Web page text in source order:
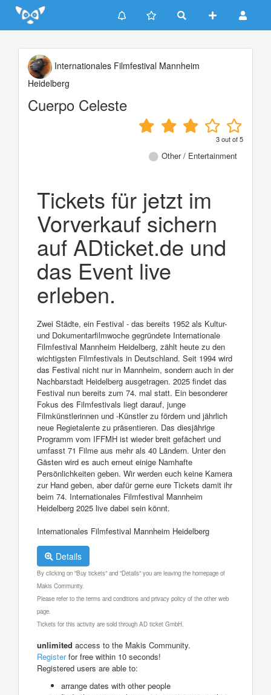
Update cookies preferences
Internationales Filmfestival Mannheim
Heidelberg
Cuerpo Celeste
3out of5
Other / Entertainment
Tickets für jetzt im
Vorverkauf sichern
auf ADticket.de und
das Event live
erleben.
Zwei Städte, ein Festival - das bereits 1952 als Kultur-
und Dokumentarfilmwoche gegründete Internationale
Filmfestival Mannheim Heidelberg, zählt heute zu den
wichtigsten Filmfestivals in Deutschland. Seit 1994 wird
das Festival nicht nur in Mannheim, sondern auch in der
Nachbarstadt Heidelberg ausgetragen. 2025 findet das
Festival nun bereits zum 74. mal statt. Ein besonderer
Fokus des Filmfestivals liegt darauf, junge
Filmkünstlerinnen und -Künstler zu fördern und jährlich
neue Regietalente zu präsentieren. Das diesjährige
Programm vom IFFMH ist wieder breit gefächert und
umfasst 71 Filme aus mehr als 40 Ländern. Unter den
Gästen wird es auch erneut einige Namhafte
Persönlichkeiten geben. Wir werden euch keine Kamera
zur Hand geben, aber dafür gerne eure Tickets damit ihr
beim 74. Internationales Filmfestival Mannheim
Heidelberg 2025 live dabei sein könnt.
Internationales Filmfestival Mannheim Heidelberg
Details
By clicking on "Buy tickets" and "Details" you are leaving the homepage of
Makis Community.
Please refer to the terms and conditions and privacy policy of the other web
page.
Tickets for this activity are sold through AD ticket GmbH.
unlimited access to the Makis Community.
Registerfor free within 10 seconds!
Registered users are able to:
arrange dates with other people